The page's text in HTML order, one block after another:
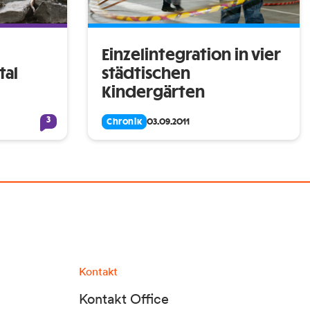
3
Einzelintegration in vier
städtischen
Kindergärten
Chronik 03.09.2011
Kontakt
Kontakt Office